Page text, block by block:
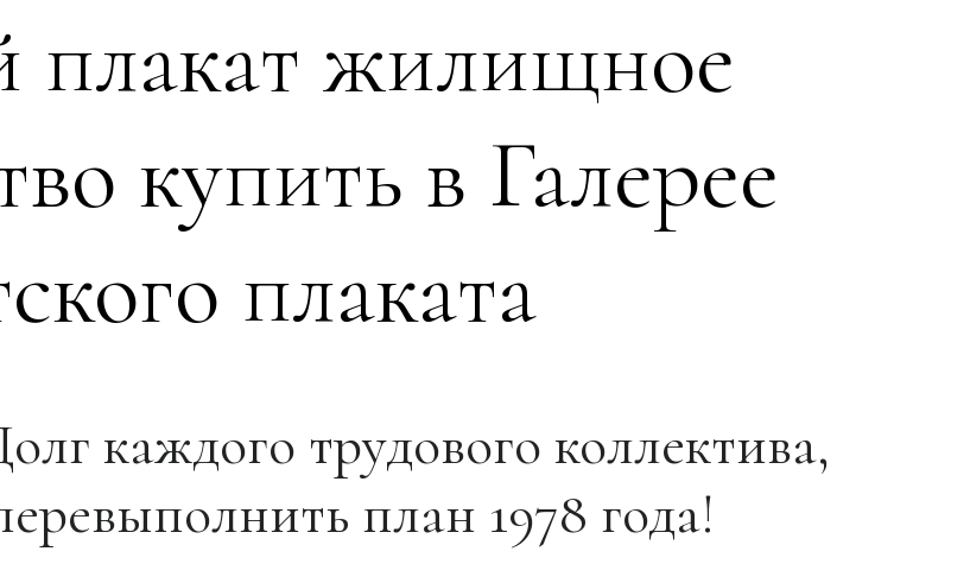
плакат жилищное
купить в Галерее
плаката
каждого трудового коллектива,
план 1978 года!